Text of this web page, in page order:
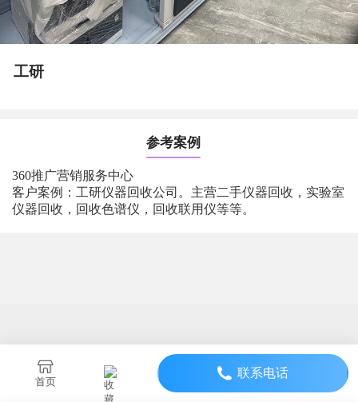
工研
参考案例
360推广营销服务中心
客户案例：工研仪器回收公司。主营二手仪器回收，实验室
仪器回收，回收色谱仪，回收联用仪等等。
首页
联系电话